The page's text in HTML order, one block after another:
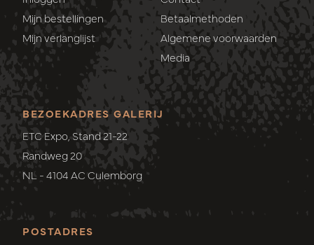
Mijn bestellingen
Mijn verlanglijst
Betaalmethoden
Algemene voorwaarden
Media
POSTADRES
BEZOEKADRES GALERIJ
ETC Expo, Stand 21-22
Randweg 20
NL - 4104 AC Culemborg